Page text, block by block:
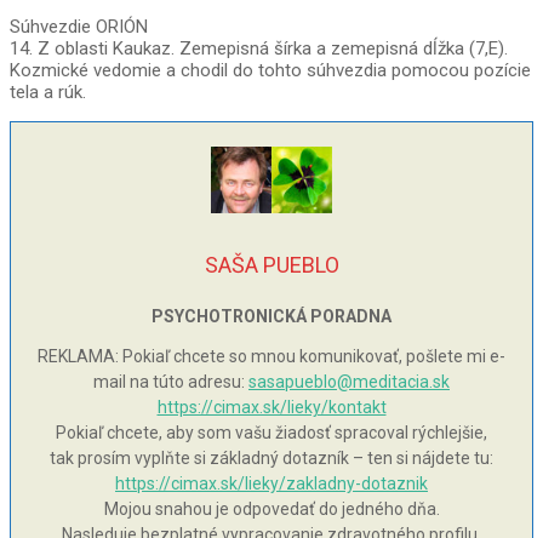
Súhvezdie ORIÓN
14. Z oblasti Kaukaz. Zemepisná šírka a zemepisná dĺžka (7,E).
Kozmické vedomie a chodil do tohto súhvezdia pomocou pozície
tela a rúk.
SAŠA PUEBLO
PSYCHOTRONICKÁ PORADNA
REKLAMA: Pokiaľ chcete so mnou komunikovať, pošlete mi e-
mail na túto adresu: sasapueblo@meditacia.sk
https://cimax.sk/lieky/kontakt
Pokiaľ chcete, aby som vašu žiadosť spracoval rýchlejšie,
tak prosím vyplňte si základný dotazník – ten si nájdete tu:
https://cimax.sk/lieky/zakladny-dotaznik
Mojou snahou je odpovedať do jedného dňa.
Nasleduje bezplatné vypracovanie zdravotného profilu.